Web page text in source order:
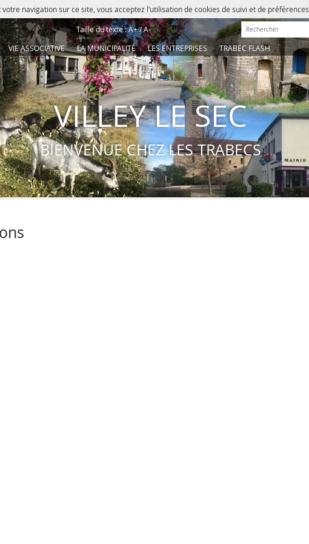
votre navigation sur ce site, vous acceptez l’utilisation de cookies de suivi et de préférences
Taille du texte :A+/A- Rechercher :
VIE ASSOCIATIVE LA MUNICIPALITÉ LES ENTREPRISES TRABEC FLASH
VILLEY LE SEC
BIENVENUE CHEZ LES TRABECS